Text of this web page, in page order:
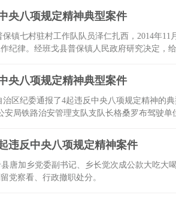
央八项规定精神典型案件
镇七村驻村工作队队员泽仁扎西，2014年
纪律。经班戈县普保镇人民政府研究决定，
央八项规定精神典型案件
治区纪委通报了4起违反中央八项规定精神的
安局铁路治安管理支队支队长格桑罗布驾驶
违反中央八项规定精神案件
唐加乡党委副书记、乡长觉次成公款大吃
党察看、行政撤职处分。